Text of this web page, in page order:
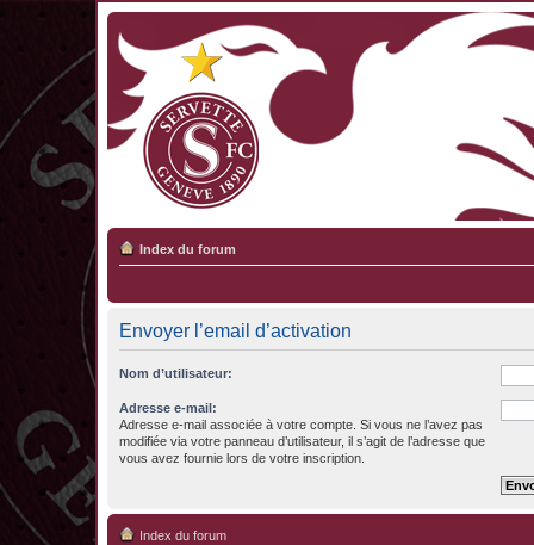
Index du forum
Envoyer l’email d’activation
Nom d’utilisateur:
Adresse e-mail:
Adresse e-mail associée à votre compte. Si vous ne l’avez pas
modifiée via votre panneau d’utilisateur, il s’agit de l’adresse que
vous avez fournie lors de votre inscription.
Index du forum